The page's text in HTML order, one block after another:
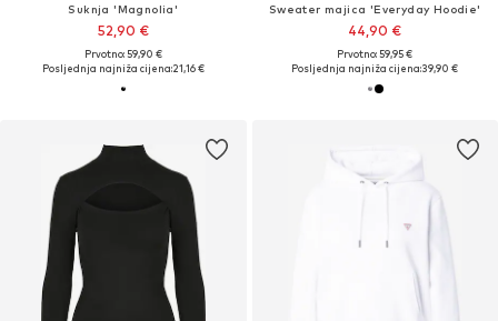
Suknja 'Magnolia'
52,90 €
Prvotno: 59,90 €
Posljednja najniža cijena:21,16 €
Sweater majica 'Everyday Hoodie'
44,90 €
Prvotno: 59,95 €
Posljednja najniža cijena:39,90 €